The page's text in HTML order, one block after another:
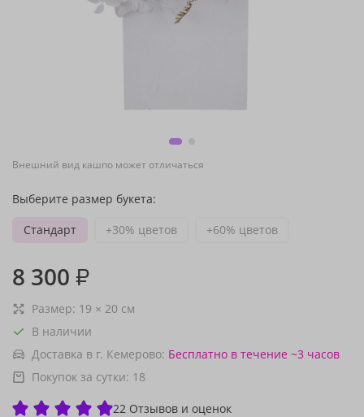
Внешний вид кашпо может отличаться
Выберите размер букета:
Стандарт
+30% цветов +60% цветов
8 300 ₽
Размер: 19 × 20 см
В наличии
Доставка в г. Кемерово: Бесплатно в течение ~3 часов
Покупок за сутки: 18
22 Отзывов и оценок